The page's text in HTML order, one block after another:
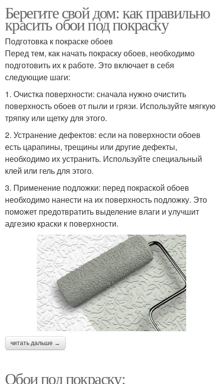
Берегите свой дом: как правильно
красить обои под покраску
Подготовка к покраске обоев
Перед тем, как начать покраску обоев, необходимо
подготовить их к работе. Это включает в себя
следующие шаги:
1. Очистка поверхности: сначала нужно очистить
поверхность обоев от пыли и грязи. Используйте мягкую
тряпку или щетку для этого.
2. Устранение дефектов: если на поверхности обоев
есть царапины, трещины или другие дефекты,
необходимо их устранить. Используйте специальный
клей или гель для этого.
3. Применение подложки: перед покраской обоев
необходимо нанести на их поверхность подложку. Это
поможет предотвратить выделение влаги и улучшит
адгезию краски к поверхности.
читать дальше →
Обои под покраску: